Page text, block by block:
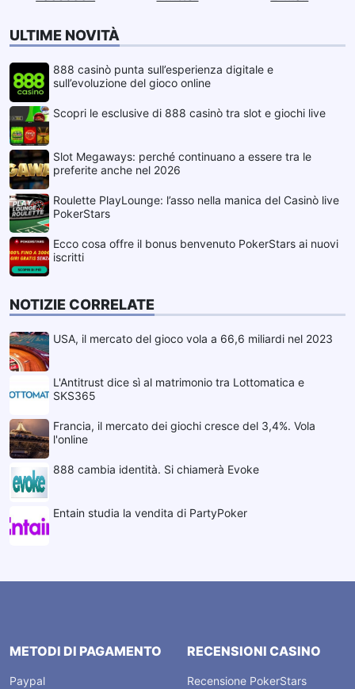
ULTIME NOVITÀ
888 casinò punta sull’esperienza digitale e
sull’evoluzione del gioco online
Scopri le esclusive di 888 casinò tra slot e giochi live
Slot Megaways: perché continuano a essere tra le
preferite anche nel 2026
Roulette PlayLounge: l’asso nella manica del Casinò live
PokerStars
Ecco cosa offre il bonus benvenuto PokerStars ai nuovi
iscritti
NOTIZIE CORRELATE
USA, il mercato del gioco vola a 66,6 miliardi nel 2023
L'Antitrust dice sì al matrimonio tra Lottomatica e
SKS365
Francia, il mercato dei giochi cresce del 3,4%. Vola
l'online
888 cambia identità. Si chiamerà Evoke
Entain studia la vendita di PartyPoker
METODI DI PAGAMENTO
Paypal
RECENSIONI CASINO
Recensione PokerStars